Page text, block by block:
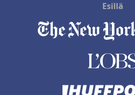
Esillä